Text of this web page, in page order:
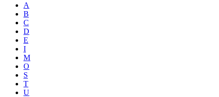
A
B
C
D
E
I
M
O
S
T
U